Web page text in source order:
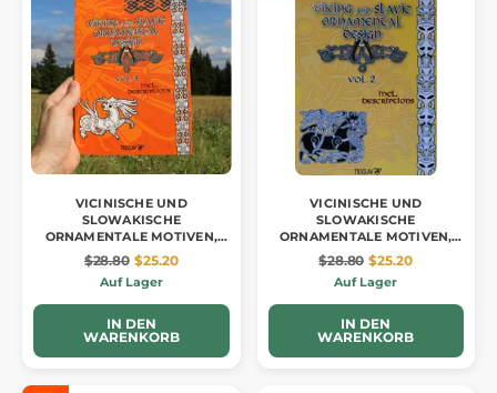
VICINISCHE UND
SLOWAKISCHE
ORNAMENTALE MOTIVEN,
Band III
$28.80 $25.20
Auf Lager
IN DEN
WARENKORB
VICINISCHE UND
SLOWAKISCHE
ORNAMENTALE MOTIVEN,
Band II
$28.80 $25.20
Auf Lager
IN DEN
WARENKORB